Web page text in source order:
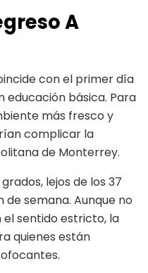
A
con el primer día
educación básica. Para
más fresco y
complicar la
de Monterrey.
lejos de los 37
semana. Aunque no
el sentido estricto, la
quienes están